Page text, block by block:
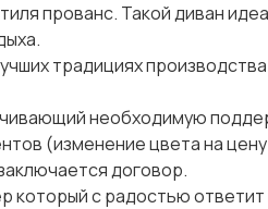
прованс. Такой диван
традициях
необходимую
(изменение цвета на
договор.
который с радостью